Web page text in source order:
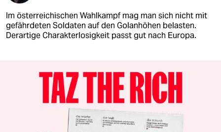
Im österreichischen Wahlkampf mag man sich nicht mit
gefährdeten Soldaten auf den Golanhöhen belasten.
Derartige Charakterlosigkeit passt gut nach Europa.